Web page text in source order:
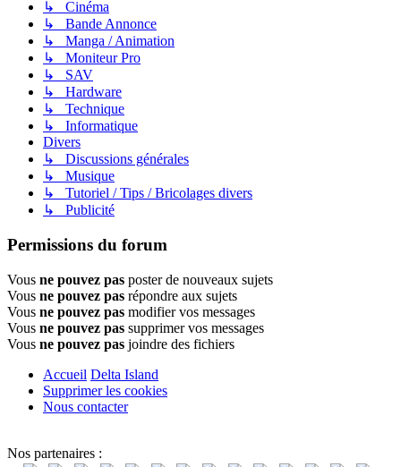
↳ Cinéma
↳ Bande Annonce
↳ Manga / Animation
↳ Moniteur Pro
↳ SAV
↳ Hardware
↳ Technique
↳ Informatique
Divers
↳ Discussions générales
↳ Musique
↳ Tutoriel / Tips / Bricolages divers
↳ Publicité
Permissions du forum
Vous ne pouvez pas poster de nouveaux sujets
Vous ne pouvez pas répondre aux sujets
Vous ne pouvez pas modifier vos messages
Vous ne pouvez pas supprimer vos messages
Vous ne pouvez pas joindre des fichiers
Accueil Delta Island
Supprimer les cookies
Nous contacter
Nos partenaires :